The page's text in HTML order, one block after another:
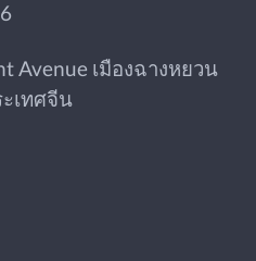
Avenue เมืองฉางหยวน
เทศจีน